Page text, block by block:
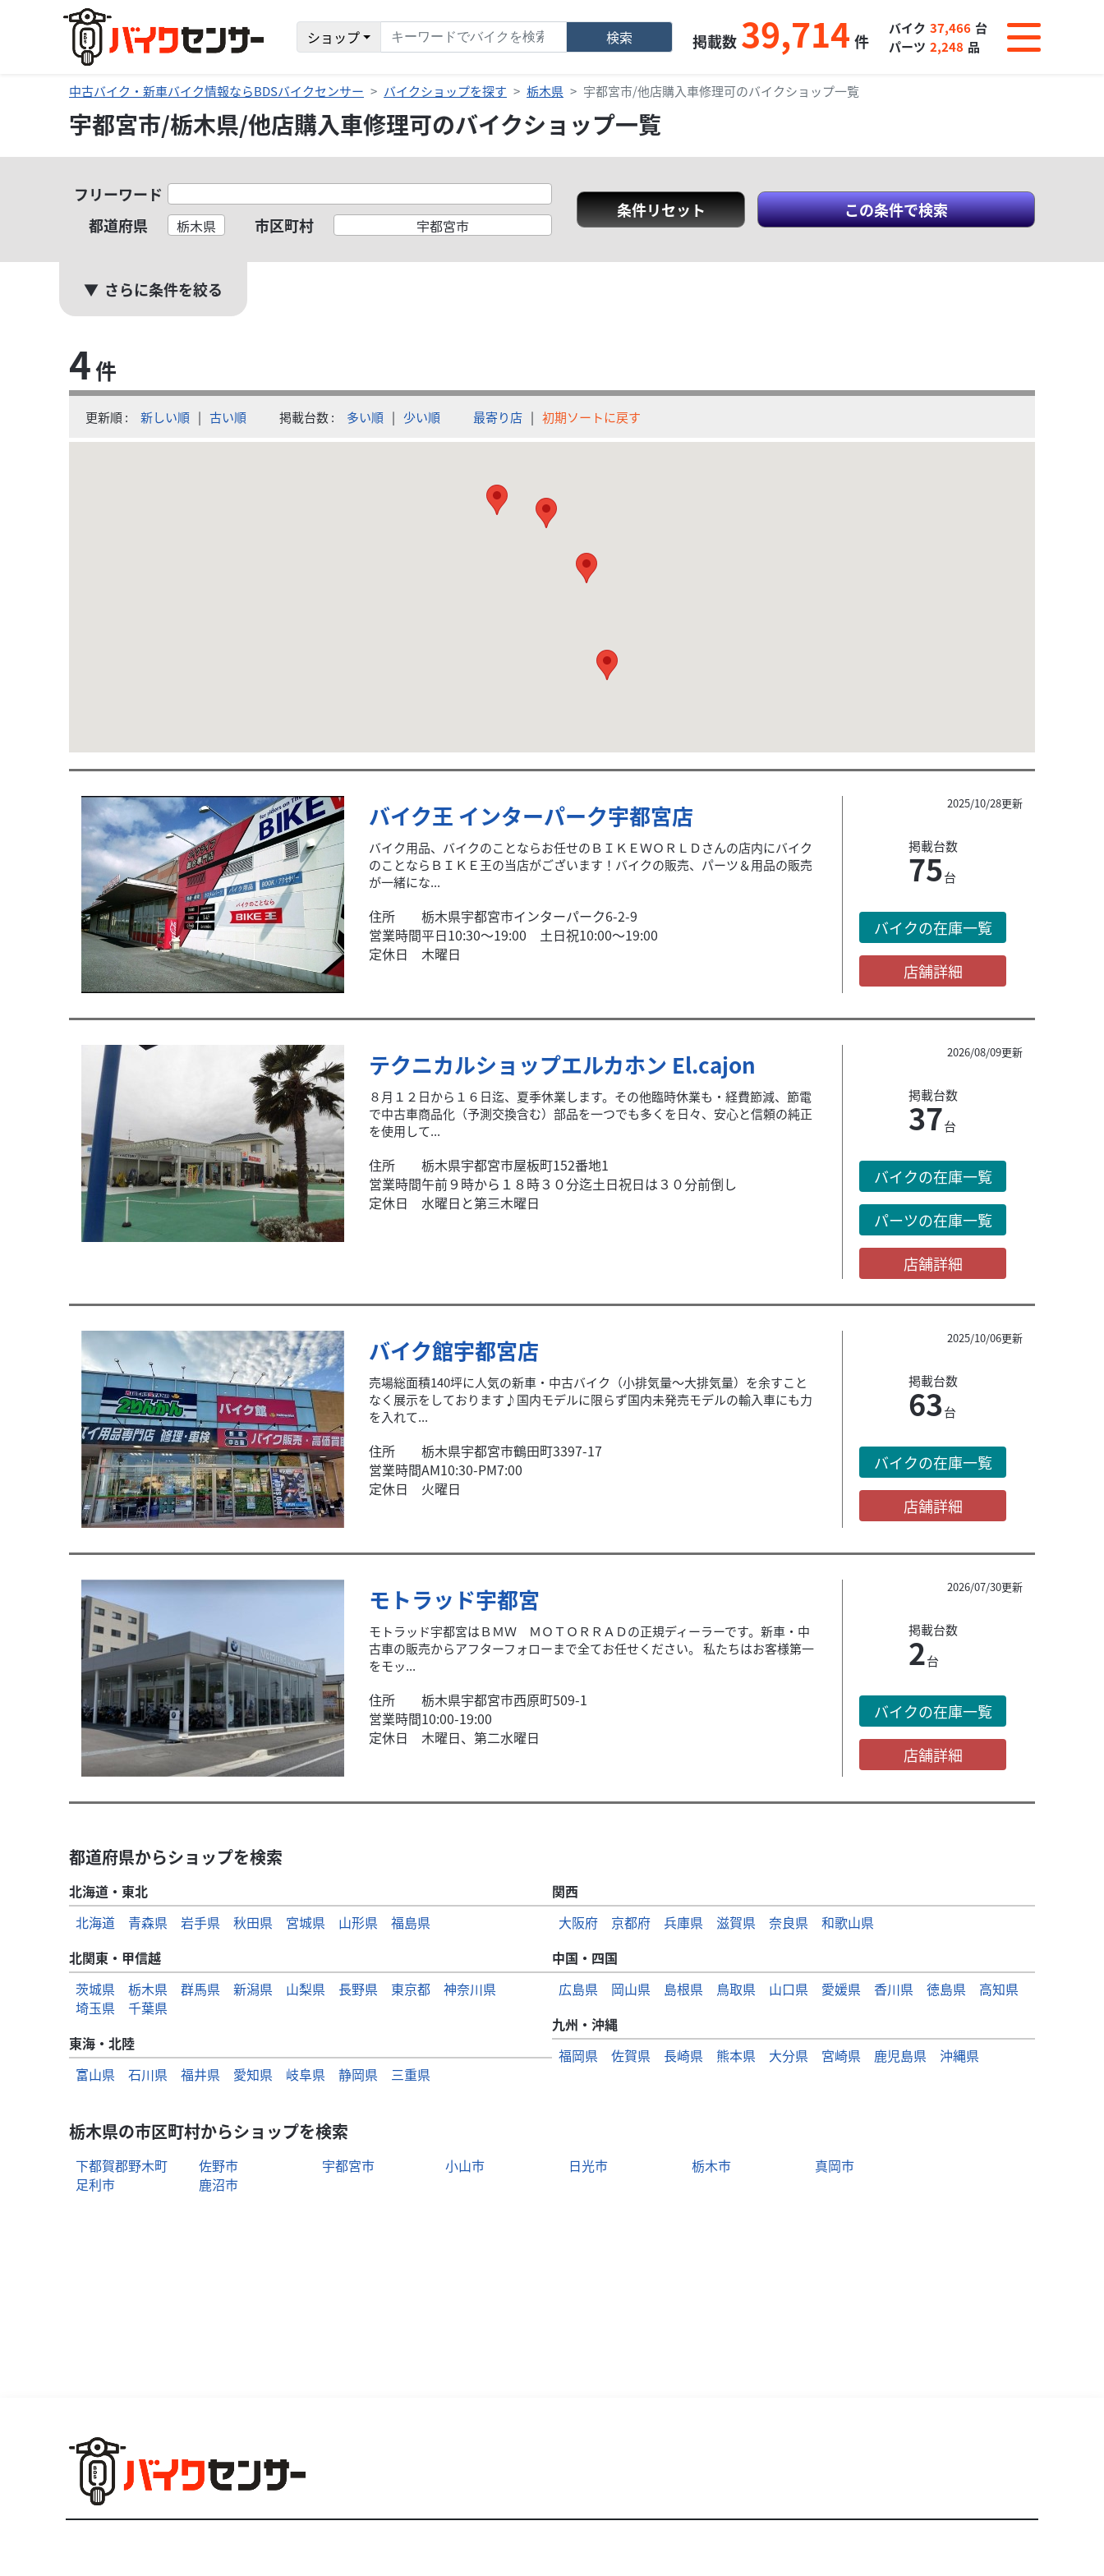
ショップ 検索 掲載数 39,714 件
バイク 37,466 台
パーツ 2,248 品
中古バイク・新車バイク情報ならBDSバイクセンサー バイクショップを探す 栃木県 宇都宮市/他店購入車修理可のバイクショップ一覧
宇都宮市/栃木県/他店購入車修理可のバイクショップ一覧
フリーワード
都道府県
栃木県 市区町村 宇都宮市
条件リセット この条件で検索
さらに条件を絞る
4件
更新順 新しい順 | 古い順 掲載台数 多い順 | 少い順 最寄り店 | 初期ソートに戻す
バイク王 インターパーク宇都宮店
バイク用品、バイクのことならお任せのＢＩＫＥＷＯＲＬＤさんの店内にバイク
のことならＢＩＫＥ王の当店がございます！バイクの販売、パーツ＆用品の販売
が一緒にな...
住所
栃木県宇都宮市インターパーク6-2-9
営業時間平日10:30～19:00 土日祝10:00～19:00
定休日
木曜日
2025/10/28更新
掲載台数
75台
バイクの在庫一覧
店舗詳細
テクニカルショップエルカホン El.cajon
８月１２日から１６日迄、夏季休業します。その他臨時休業も・経費節減、節電
で中古車商品化（予測交換含む）部品を一つでも多くを日々、安心と信頼の純正
を使用して...
住所
栃木県宇都宮市屋板町152番地1
営業時間午前９時から１８時３０分迄土日祝日は３０分前倒し
定休日
水曜日と第三木曜日
2026/08/09更新
掲載台数
37台
バイクの在庫一覧
パーツの在庫一覧
店舗詳細
バイク館宇都宮店
売場総面積140坪に人気の新車・中古バイク（小排気量～大排気量）を余すこと
なく展示をしております♪国内モデルに限らず国内未発売モデルの輸入車にも力
を入れて...
住所
栃木県宇都宮市鶴田町3397-17
営業時間AM10:30-PM7:00
定休日
火曜日
2025/10/06更新
掲載台数
63台
バイクの在庫一覧
店舗詳細
モトラッド宇都宮
モトラッド宇都宮はＢＭＷ ＭＯＴＯＲＲＡＤの正規ディーラーです。新車・中
古車の販売からアフターフォローまで全てお任せください。 私たちはお客様第一
をモッ...
住所
栃木県宇都宮市西原町509-1
営業時間10:00-19:00
定休日
木曜日、第二水曜日
2026/07/30更新
掲載台数
2台
バイクの在庫一覧
店舗詳細
都道府県からショップを検索
北海道・東北
北海道
青森県 岩手県 秋田県 宮城県 山形県
福島県
北関東・甲信越
茨城県
栃木県 群馬県 新潟県 山梨県 長野県 東京都
神奈川県
埼玉県
千葉県
東海・北陸
富山県
石川県 福井県 愛知県 岐阜県 静岡県 三重県
関西
大阪府
京都府 兵庫県 滋賀県 奈良県
和歌山県
中国・四国
広島県
岡山県 島根県 鳥取県 山口県 愛媛県 香川県 徳島県
高知県
九州・沖縄
福岡県
佐賀県 長崎県 熊本県 大分県 宮崎県 鹿児島県 沖縄県
栃木県の市区町村からショップを検索
下都賀郡野木町 佐野市 宇都宮市 小山市 日光市 栃木市
真岡市
足利市
鹿沼市